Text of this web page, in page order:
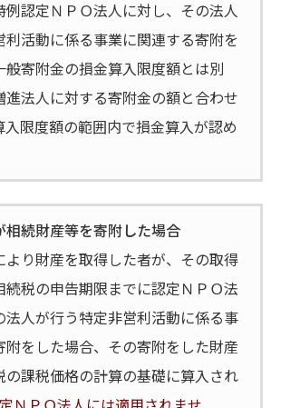
例認定ＮＰＯ法人に対し、その法人
活動に係る事業に関連する寄附を
般寄附金の損金算入限度額とは別
進法人に対する寄附金の額と合わせ
入限度額の範囲内で損金算入が認め
相続財産等を寄附した場合
より財産を取得した者が、その取得
続税の申告期限までに認定ＮＰＯ法
法人が行う特定非営利活動に係る事
附をした場合、その寄附をした財産
の課税価格の計算の基礎に算入され